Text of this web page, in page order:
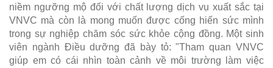
niềm ngưỡng mộ đối với chất lượng dịch vụ xuất sắc tại
VNVC mà còn là mong muốn được cống hiến sức mình
trong sự nghiệp chăm sóc sức khỏe cộng đồng. Một sinh
viên ngành Điều dưỡng đã bày tỏ: "Tham quan VNVC
giúp em có cái nhìn toàn cảnh về môi trường làm việc